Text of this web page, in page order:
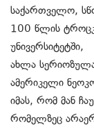
საქართველო,
100 წლის
უნივერსიტეტში,
ახლა
ამერიკელი
იმას, რომ მან
რომელზეც